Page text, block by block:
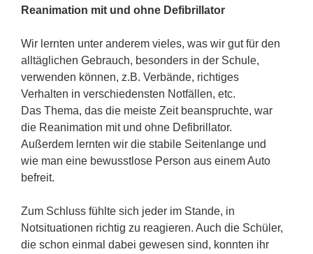
Reanimation mit und ohne Defibrillator
Wir lernten unter anderem vieles, was wir gut für den
alltäglichen Gebrauch, besonders in der Schule,
verwenden können, z.B. Verbände, richtiges
Verhalten in verschiedensten Notfällen, etc.
Das Thema, das die meiste Zeit beanspruchte, war
die Reanimation mit und ohne Defibrillator.
Außerdem lernten wir die stabile Seitenlange und
wie man eine bewusstlose Person aus einem Auto
befreit.
Zum Schluss fühlte sich jeder im Stande, in
Notsituationen richtig zu reagieren. Auch die Schüler,
die schon einmal dabei gewesen sind, konnten ihr